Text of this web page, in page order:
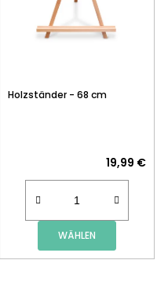
Holzständer - 68 cm
19,99 €
WÄHLEN